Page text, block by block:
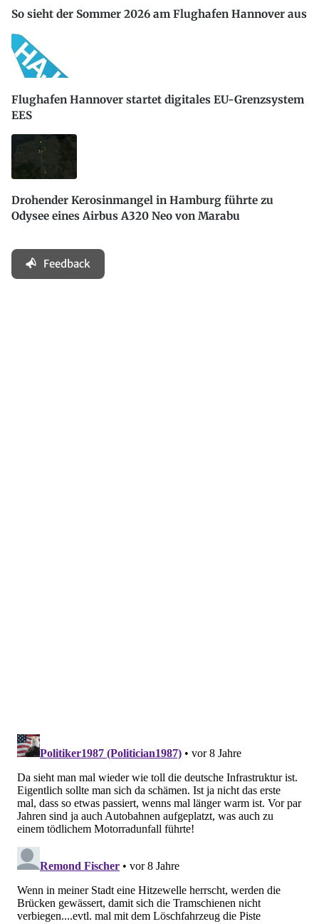
So sieht der Sommer 2026 am Flughafen Hannover aus
Flughafen Hannover startet digitales EU-Grenzsystem
EES
Drohender Kerosinmangel in Hamburg führte zu
Odysee eines Airbus A320 Neo von Marabu
Feedback